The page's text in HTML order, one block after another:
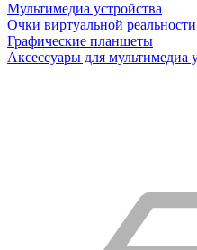
Мультимедиа устройства
Очки виртуальной реальности
Графические планшеты
Аксессуары для мультимедиа